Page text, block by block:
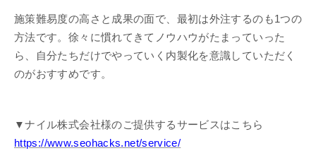
施策難易度の高さと成果の面で、最初は外注するのも1つの
方法です。徐々に慣れてきてノウハウがたまっていった
ら、自分たちだけでやっていく内製化を意識していただく
のがおすすめです。
▼ナイル株式会社様のご提供するサービスはこちら
https://www.seohacks.net/service/